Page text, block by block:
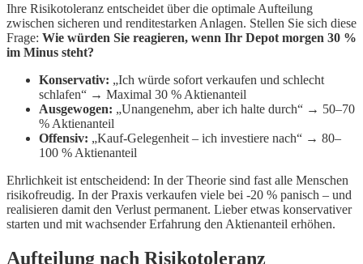
Ihre Risikotoleranz entscheidet über die optimale Aufteilung
zwischen sicheren und renditestarken Anlagen. Stellen Sie sich diese
Frage: Wie würden Sie reagieren, wenn Ihr Depot morgen 30 %
im Minus steht?
Konservativ: „Ich würde sofort verkaufen und schlecht
schlafen“ → Maximal 30 % Aktienanteil
Ausgewogen: „Unangenehm, aber ich halte durch“ → 50–70
% Aktienanteil
Offensiv: „Kauf-Gelegenheit – ich investiere nach“ → 80–
100 % Aktienanteil
Ehrlichkeit ist entscheidend: In der Theorie sind fast alle Menschen
risikofreudig. In der Praxis verkaufen viele bei -20 % panisch – und
realisieren damit den Verlust permanent. Lieber etwas konservativer
starten und mit wachsender Erfahrung den Aktienanteil erhöhen.
Aufteilung nach Risikotoleranz